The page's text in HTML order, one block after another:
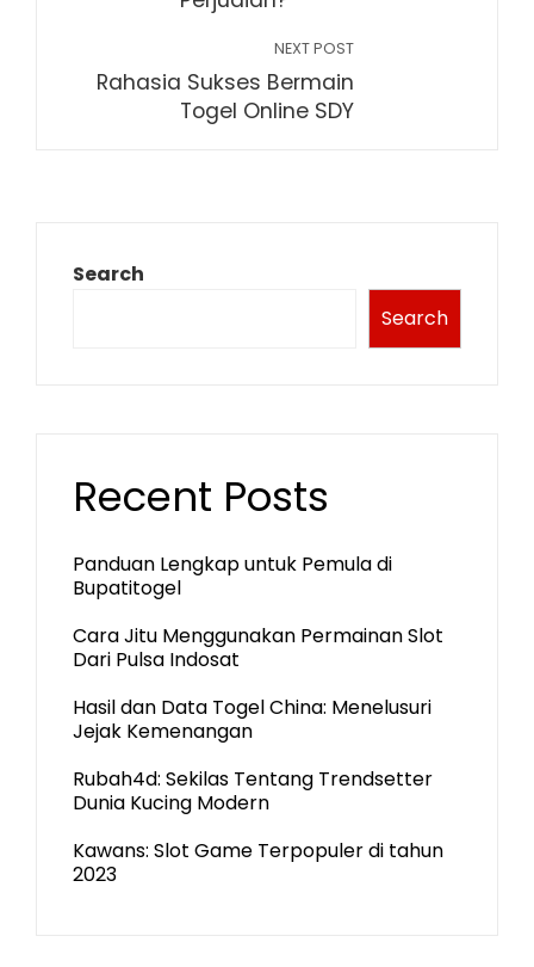
NEXT POST
Rahasia Sukses Bermain
Togel Online SDY
Search
Search
Recent Posts
Panduan Lengkap untuk Pemula di
Bupatitogel
Cara Jitu Menggunakan Permainan Slot
Dari Pulsa Indosat
Hasil dan Data Togel China: Menelusuri
Jejak Kemenangan
Rubah4d: Sekilas Tentang Trendsetter
Dunia Kucing Modern
Kawans: Slot Game Terpopuler di tahun
2023